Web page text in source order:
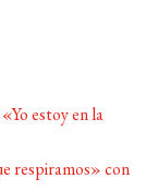
estoy en la
respiramos» con